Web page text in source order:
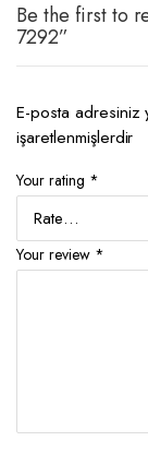
Be the first to
7292”
E-posta adresiniz
işaretlenmişlerdir
Your rating *
Your review *